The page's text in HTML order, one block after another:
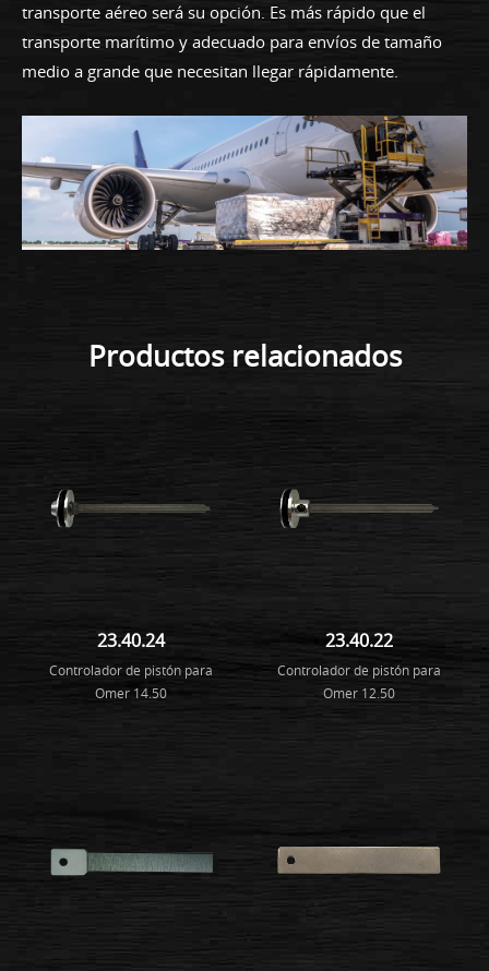
transporte aéreo será su opción. Es más rápido que el
transporte marítimo y adecuado para envíos de tamaño
medio a grande que necesitan llegar rápidamente.
Productos relacionados
23.40.24
Controlador de pistón para
Omer 14.50
23.40.22
Controlador de pistón para
Omer 12.50